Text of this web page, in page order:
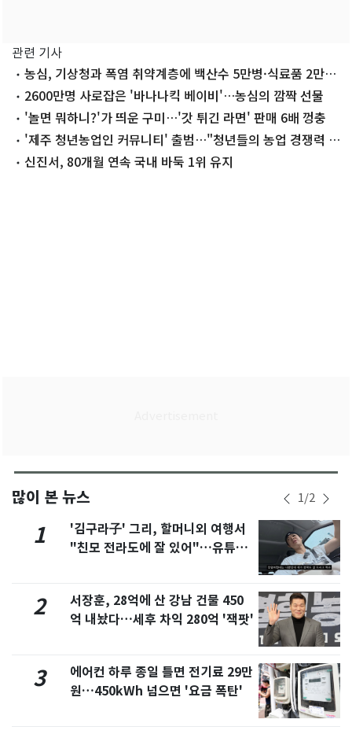
관련 기사
농심, 기상청과 폭염 취약계층에 백산수 5만병·식료품 2만식
전달2600만명 사로잡은 '바나나킥 베이비'…농심의 깜짝 선물
'놀면 뭐하니?'가 띄운 구미…'갓 튀긴 라면' 판매 6배 껑충
'제주 청년농업인 커뮤니티' 출범…"청년들의 농업 경쟁력 강
화"신진서, 80개월 연속 국내 바둑 1위 유지
많이 본 뉴스 1/2
1
'김구라子' 그리, 할머니외 여행서
"친모 전라도에 잘 있어"…유튜브
2
서장훈, 28억에 산 강남 건물 450
억 내놨다…세후 차익 280억 '잭팟'
3
에어컨 하루 종일 틀면 전기료 29만
원…450kWh 넘으면 '요금 폭탄'